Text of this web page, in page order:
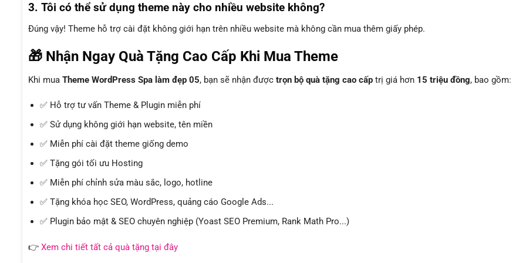
3. Tôi có thể sử dụng theme này cho nhiều website không?
Đúng vậy! Theme hỗ trợ cài đặt không giới hạn trên nhiều website mà không cần mua thêm giấy phép.
🎁 Nhận Ngay Quà Tặng Cao Cấp Khi Mua Theme
Khi mua Theme WordPress Spa làm đẹp 05, bạn sẽ nhận được trọn bộ quà tặng cao cấp trị giá hơn 15 triệu đồng, bao gồm:
✅ Hỗ trợ tư vấn Theme & Plugin miễn phí
✅ Sử dụng không giới hạn website, tên miền
✅ Miễn phí cài đặt theme giống demo
✅ Tặng gói tối ưu Hosting
✅ Miễn phí chỉnh sửa màu sắc, logo, hotline
✅ Tặng khóa học SEO, WordPress, quảng cáo Google Ads...
✅ Plugin bảo mật & SEO chuyên nghiệp (Yoast SEO Premium, Rank Math Pro...)
👉 Xem chi tiết tất cả quà tặng tại đây